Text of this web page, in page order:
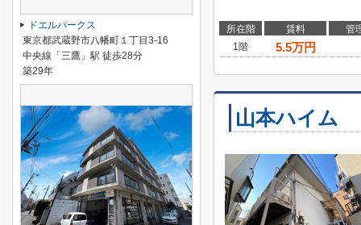
所在階 賃料
管
1階
5.5万円
山本ハイム
ドエルパークス
東京都武蔵野市八幡町１丁目3-16
中央線「三鷹」駅 徒歩28分
築29年